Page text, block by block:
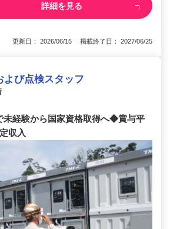
詳細を見る
更新日： 2026/06/15 掲載終了日： 2027/06/25
よび点検スタッフ
未経験から国家資格取得へ◆賞与平
収入